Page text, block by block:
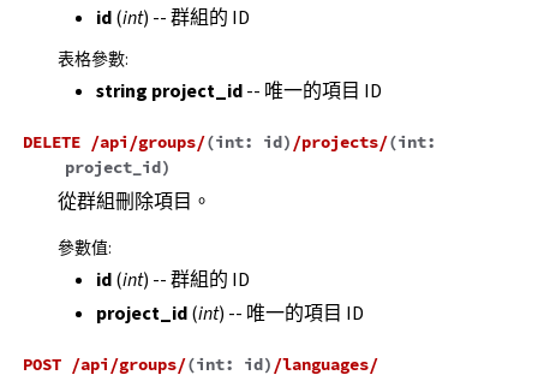
id(int) -- 群組的 ID
表格參數:
string project_id-- 唯一的項目 ID
DELETE /api/groups/(int: id) /projects/(int:
project_id)
從群組刪除項目。
參數值:
id(int) -- 群組的 ID
project_id(int) -- 唯一的項目 ID
POST /api/groups/(int: id) /languages/